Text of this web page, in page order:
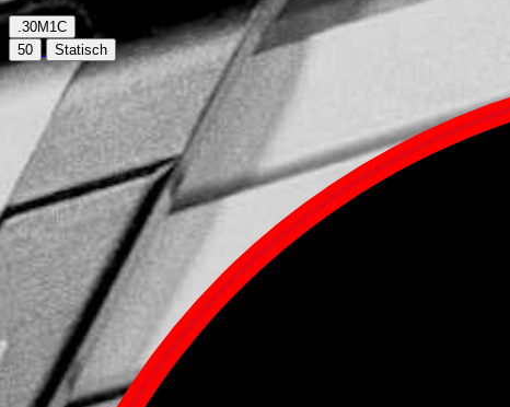
.30M1C
50
Statisch